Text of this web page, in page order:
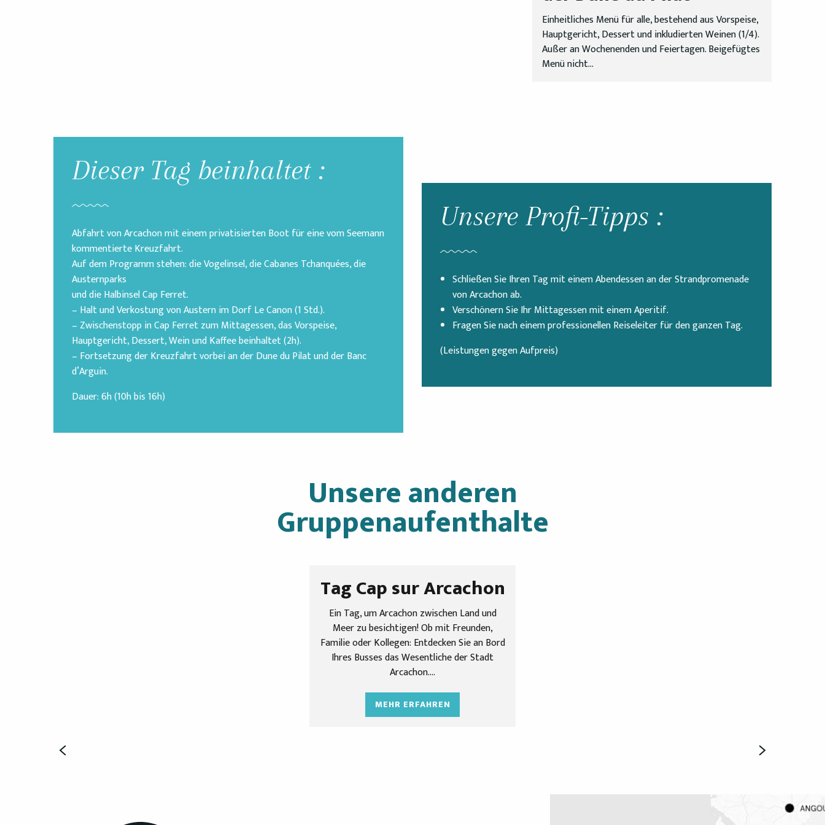
Einheitliches Menü für alle, bestehend aus Vorspeise,
Hauptgericht, Dessert und inkludierten Weinen (1/4).
Außer an Wochenenden und Feiertagen. Beigefügtes
Menü nicht...
Dieser Tag beinhaltet :
Abfahrt von Arcachon mit einem privatisierten Boot für eine vom Seemann
kommentierte Kreuzfahrt.
Auf dem Programm stehen: die Vogelinsel, die Cabanes Tchanquées, die
Austernparks
und die Halbinsel Cap Ferret.
– Halt und Verkostung von Austern im Dorf Le Canon (1 Std.).
– Zwischenstopp in Cap Ferret zum Mittagessen, das Vorspeise,
Hauptgericht, Dessert, Wein und Kaffee beinhaltet (2h).
– Fortsetzung der Kreuzfahrt vorbei an der Dune du Pilat und der Banc
d’Arguin.
Dauer: 6h (10h bis 16h)
Unsere Profi-Tipps :
Schließen Sie Ihren Tag mit einem Abendessen an der Strandpromenade
von Arcachon ab.
Verschönern Sie Ihr Mittagessen mit einem Aperitif.
Fragen Sie nach einem professionellen Reiseleiter für den ganzen Tag.
(Leistungen gegen Aufpreis)
Unsere anderen
Gruppenaufenthalte
Tag Cap sur Arcachon
Ein Tag, um Arcachon zwischen Land und
Meer zu besichtigen! Ob mit Freunden,
Familie oder Kollegen: Entdecken Sie an Bord
Ihres Busses das Wesentliche der Stadt
Arcachon....
MEHR ERFAHREN